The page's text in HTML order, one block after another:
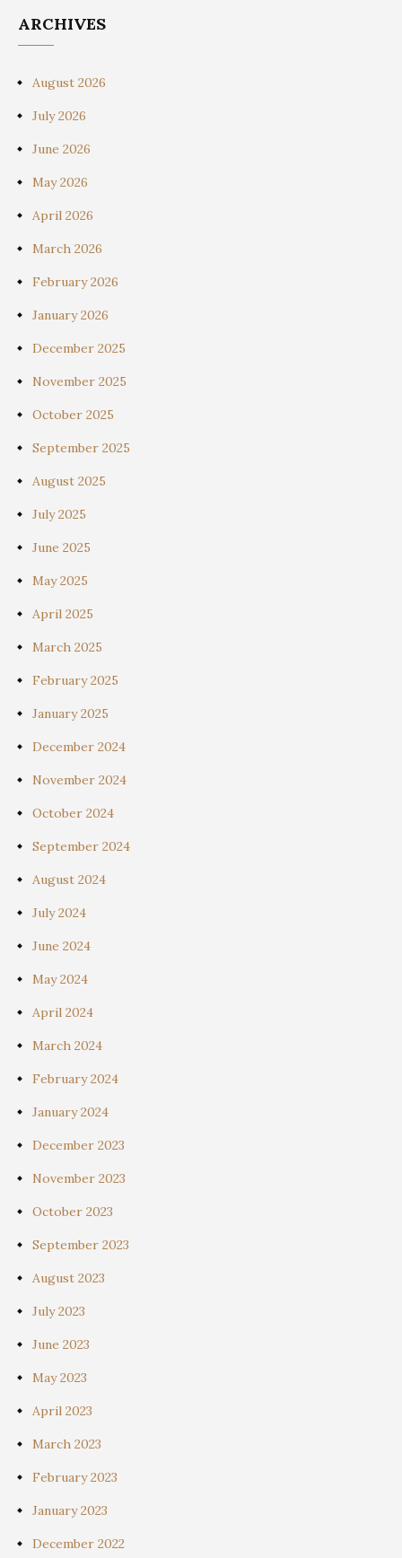
ARCHIVES
August 2026
July 2026
June 2026
May 2026
April 2026
March 2026
February 2026
January 2026
December 2025
November 2025
October 2025
September 2025
August 2025
July 2025
June 2025
May 2025
April 2025
March 2025
February 2025
January 2025
December 2024
November 2024
October 2024
September 2024
August 2024
July 2024
June 2024
May 2024
April 2024
March 2024
February 2024
January 2024
December 2023
November 2023
October 2023
September 2023
August 2023
July 2023
June 2023
May 2023
April 2023
March 2023
February 2023
January 2023
December 2022